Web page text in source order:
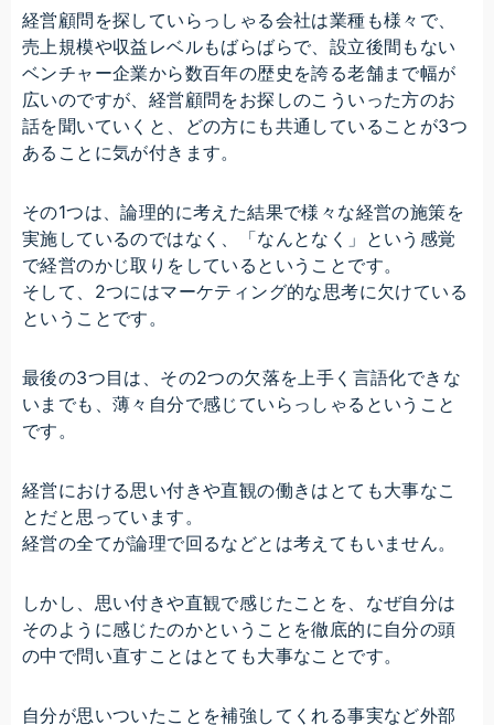
経営顧問を探していらっしゃる会社は業種も様々で、
売上規模や収益レベルもばらばらで、設立後間もない
ベンチャー企業から数百年の歴史を誇る老舗まで幅が
広いのですが、経営顧問をお探しのこういった方のお
話を聞いていくと、どの方にも共通していることが3つ
あることに気が付きます。
その1つは、論理的に考えた結果で様々な経営の施策を
実施しているのではなく、「なんとなく」という感覚
で経営のかじ取りをしているということです。
そして、2つにはマーケティング的な思考に欠けている
ということです。
最後の3つ目は、その2つの欠落を上手く言語化できな
いまでも、薄々自分で感じていらっしゃるということ
です。
経営における思い付きや直観の働きはとても大事なこ
とだと思っています。
経営の全てが論理で回るなどとは考えてもいません。
しかし、思い付きや直観で感じたことを、なぜ自分は
そのように感じたのかということを徹底的に自分の頭
の中で問い直すことはとても大事なことです。
自分が思いついたことを補強してくれる事実など外部